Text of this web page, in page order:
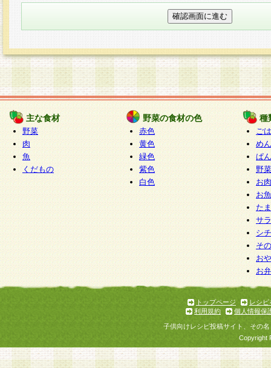
きるものとします。改定後の本規約等は、本規約
に掲示したときに、その 他の諸規定については
てその効力を生じるものとします。
4.本規約は、会員登録希望者による会員登録手続
の当社による会員登録の承認が完了した時点で会
たものとみなされ、会員に対して適用されるもの
5.当社がお聞きする個人情報は、すべて会員登録
で提 供いただいたものと考えております。従っ
自らの個人情報の提供を希望されない場合には、
をお預かりいたしません が、提供されないこと
商品やサービス等をご利用いただけない場合があ
了承ください。
6.当社は、お客様から当社が保有している個人情
加・ 利用停止等を求められた場合には、ご本人
て確認できた場合に限り、法令に準拠して合理的
いただきます。なお、開示 請求等の請求先は個
ります。
1.会員とは、本規約等を承諾のうえ、当社所定の
了し、当社が承認した者、グループとします。な
が以下に該当する場合は会員登録をすることがで
主な食材
野菜
肉
魚
くだもの
野菜の食材の色
赤色
黄色
緑色
紫色
白色
種
ご
めん
ぱん
野
お
お
た
サ
シ
そ
お
お
トップページ
レシピ
利用規約
個人情報保
子供向けレシピ投稿サイト、その
Copyright